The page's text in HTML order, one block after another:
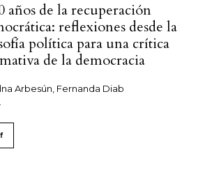
años de la recuperación
reflexiones desde la
política para una crítica
de la democracia
Arbesún, Fernanda Diab